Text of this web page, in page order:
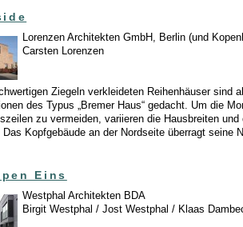
Lorenzen Architekten GmbH, Berlin (und
Carsten Lorenzen
Ziegeln verkleideten Reihenhäuser sind
des Typus „Bremer Haus“ gedacht. Um die
zu vermeiden, variieren die Hausbreiten und
Das Kopfgebäude an der Nordseite überragt seine
Eins
Westphal Architekten BDA
Birgit Westphal / Jost Westphal / Klaas